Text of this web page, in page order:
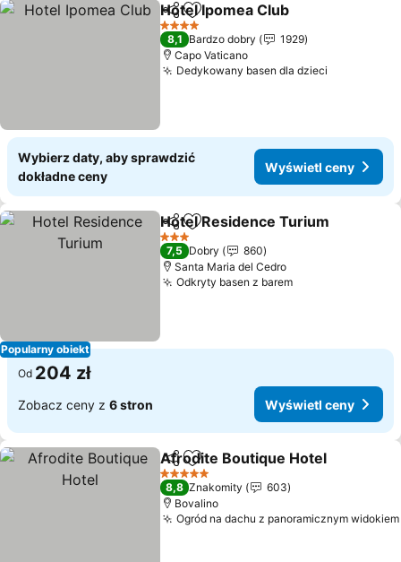
Udostępnij
Dodaj do ulubionych
Hotel Ipomea Club
4 Kategoria
8,1 Bardzo dobry
1929
Capo Vaticano
Dedykowany basen dla dzieci
Wybierz daty, aby sprawdzić
dokładne ceny
Wyświetl ceny
Popularny obiekt
Udostępnij
Dodaj do ulubionych
Hotel Residence Turium
3 Kategoria
7,5 Dobry
860
Santa Maria del Cedro
Odkryty basen z barem
Od 204 zł
Zobacz ceny z 6 stron Wyświetl ceny
Udostępnij
Dodaj do ulubionych
Afrodite Boutique Hotel
5 Kategoria
8,8 Znakomity
603
Bovalino
Ogród na dachu z panoramicznym widokiem